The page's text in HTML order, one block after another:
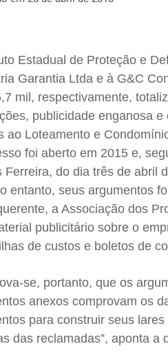
Estadual de Proteção e
Garantia Ltda e à G&C
mil, respectivamente,
publicidade enganosa
ao Loteamento e
foi aberto em 2015 e,
Ferreira, do dia três de abril
entanto, seus argumentos
a Associação dos
publicitário sobre o
de custos e boletos de
se, portanto, que os
anexos comprovam os
para construir seus
das reclamadas”, aponta a